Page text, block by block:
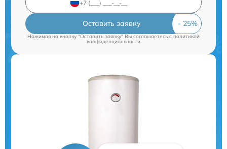
Оставить заявку
Нажимая на кнопку "Оставить заявку" Вы соглашаетесь cполитикой
конфиденциальности